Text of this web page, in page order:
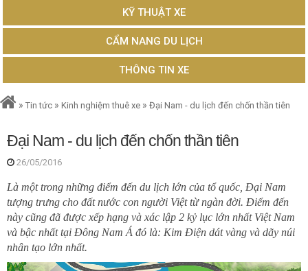
KỸ THUẬT XE
CẨM NANG DU LỊCH
THÔNG TIN XE
» Tin tức » Kinh nghiệm thuê xe » Đại Nam - du lịch đến chốn thần tiên
Đại Nam - du lịch đến chốn thần tiên
26/05/2016
Là một trong những điểm đến du lịch lớn của tổ quốc, Đại Nam
tượng trưng cho đất nước con người Việt từ ngàn đời. Điểm đến
này cũng đã được xếp hạng và xác lập 2 kỷ lục lớn nhất Việt Nam
và bậc nhất tại Đông Nam Á đó là: Kim Điện dát vàng và dãy núi
nhân tạo lớn nhất.